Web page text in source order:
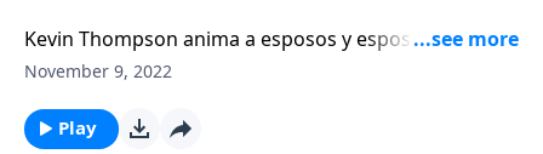
Kevin Thompson anima a esposos y esposas a darle
al área íntima de su relación la atención que merece.
parejas lo mejor de sí mismos en la alcoba.
November 9, 2022
Play